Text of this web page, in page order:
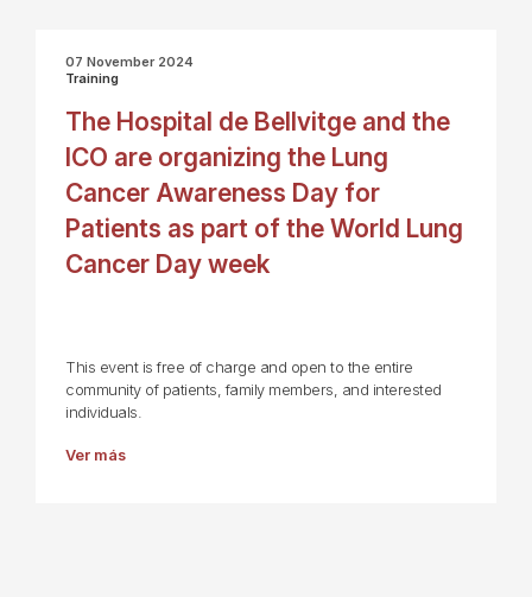
07 November 2024
Training
The Hospital de Bellvitge and the
ICO are organizing the Lung
Cancer Awareness Day for
Patients as part of the World Lung
Cancer Day week
This event is free of charge and open to the entire
community of patients, family members, and interested
individuals.
Ver más